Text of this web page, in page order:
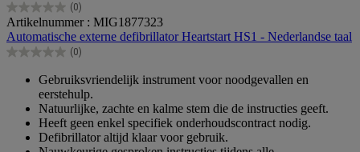
(0)
0.0
van
de
5
Artikelnummer : MIG1877323
Automatische externe defibrillator Heartstart HS1 - Nederlandse taal
(0)
0.0
sterren.
Gebruiksvriendelijk instrument voor noodgevallen en
eerstehulp.
Natuurlijke, zachte en kalme stem die de instructies geeft.
Heeft geen enkel specifiek onderhoudscontract nodig.
Defibrillator altijd klaar voor gebruik.